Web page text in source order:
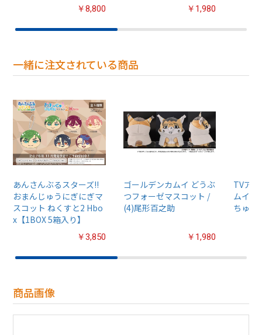
￥8,800 ￥1,980
一緒に注文されている商品
あんさんぶるスターズ!!
おまんじゅうにぎにぎマ
スコット ねくすと2 Hbo
x【1BOX 5箱入り】
￥3,850
ゴールデンカムイ どうぶ
つフォーゼマスコット /
(4)尾形百之助
￥1,980
TVア
ムイ』
ちゅる
商品画像